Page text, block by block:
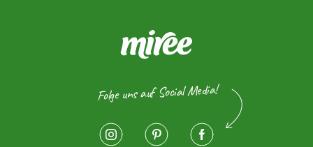
Folge uns auf Social Media!